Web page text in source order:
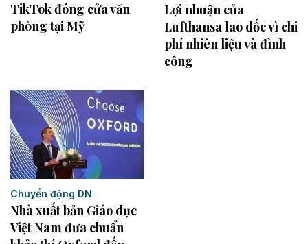
TikTok đóng cửa văn
phòng tại Mỹ
Lợi nhuận của
Lufthansa lao dốc vì chi
phí nhiên liệu và đình
công
Chuyển động DN
Nhà xuất bản Giáo dục
Việt Nam đưa chuẩn